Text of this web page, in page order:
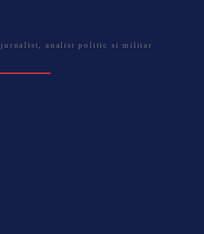
jurnalist, analist politic si militar